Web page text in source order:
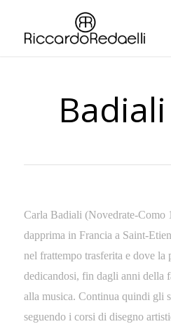
Carla Badiali (Novedrate-Como
dapprima in Francia a Saint-
nel frattempo trasferita e dove la
dedicandosi, fin dagli anni della
alla musica. Continua quindi gli
seguendo i corsi di disegno